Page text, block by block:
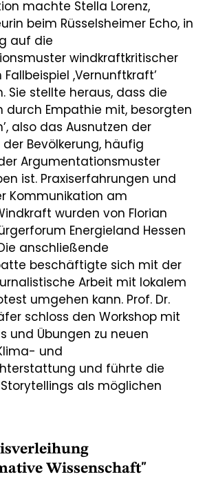
machte Stella Lorenz,
beim Rüsselsheimer Echo, in
auf die
windkraftkritischer
,Vernunftkraft’
Sie stellte heraus, dass die
durch Empathie mit, besorgten
also das Ausnutzen der
Bevölkerung, häufig
Argumentationsmuster
ist. Praxiserfahrungen und
Kommunikation am
wurden von Florian
Energieland Hessen
anschließende
beschäftigte sich mit der
Arbeit mit lokalem
umgehen kann. Prof. Dr.
schloss den Workshop mit
und Übungen zu neuen
und
und führte die
als möglichen
Wissenschaft"